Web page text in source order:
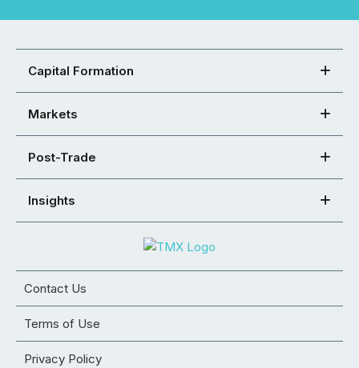
Capital Formation
Markets
Post-Trade
Insights
Contact Us
Terms of Use
Privacy Policy